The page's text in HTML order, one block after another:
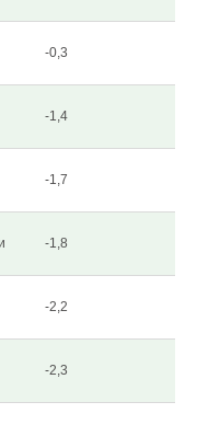
-0,3
-1,4
-1,7
-1,8
-2,2
-2,3